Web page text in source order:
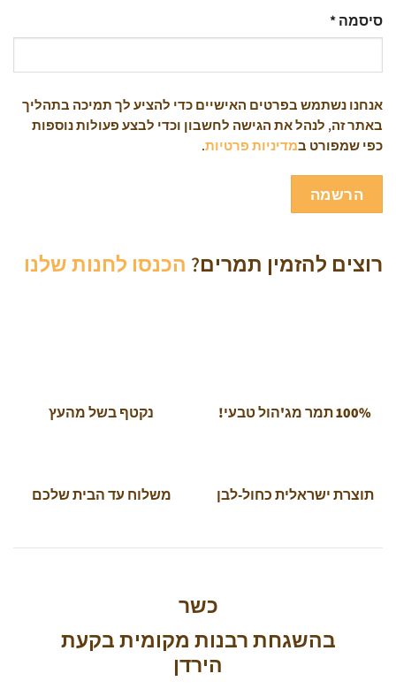
סיסמה*חובה
אנחנו נשתמש בפרטים האישיים כדי להציע לך תמיכה בתהליך
באתר זה, לנהל את הגישה לחשבון וכדי לבצע פעולות נוספות
כפי שמפורט במדיניות פרטיות.
הרשמה
רוצים להזמין תמרים? הכנסו לחנות שלנו
100% תמר מג'הול טבעי! נקטף בשל מהעץ
תוצרת ישראלית כחול-לבן משלוח עד הבית שלכם
כשר
בהשגחת רבנות מקומית בקעת
הירדן